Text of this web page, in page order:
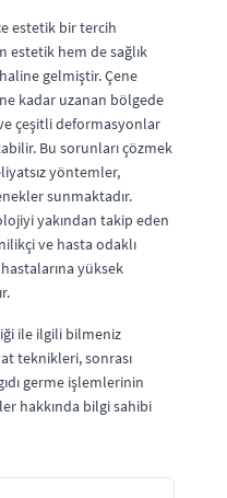
estetik bir tercih
estetik hem de sağlık
gelmiştir. Çene
kadar uzanan bölgede
çeşitli deformasyonlar
Bu sorunları çözmek
yöntemler,
sunmaktadır.
yakından takip eden
ve hasta odaklı
yüksek
ile ilgili bilmeniz
teknikleri, sonrası
germe işlemlerinin
hakkında bilgi sahibi